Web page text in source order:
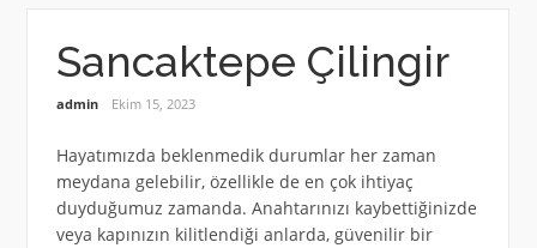
Sancaktepe Çilingir
admin Ekim 15, 2023
Hayatımızda beklenmedik durumlar her zaman
meydana gelebilir, özellikle de en çok ihtiyaç
duyduğumuz zamanda. Anahtarınızı kaybettiğinizde
veya kapınızın kilitlendiği anlarda, güvenilir bir